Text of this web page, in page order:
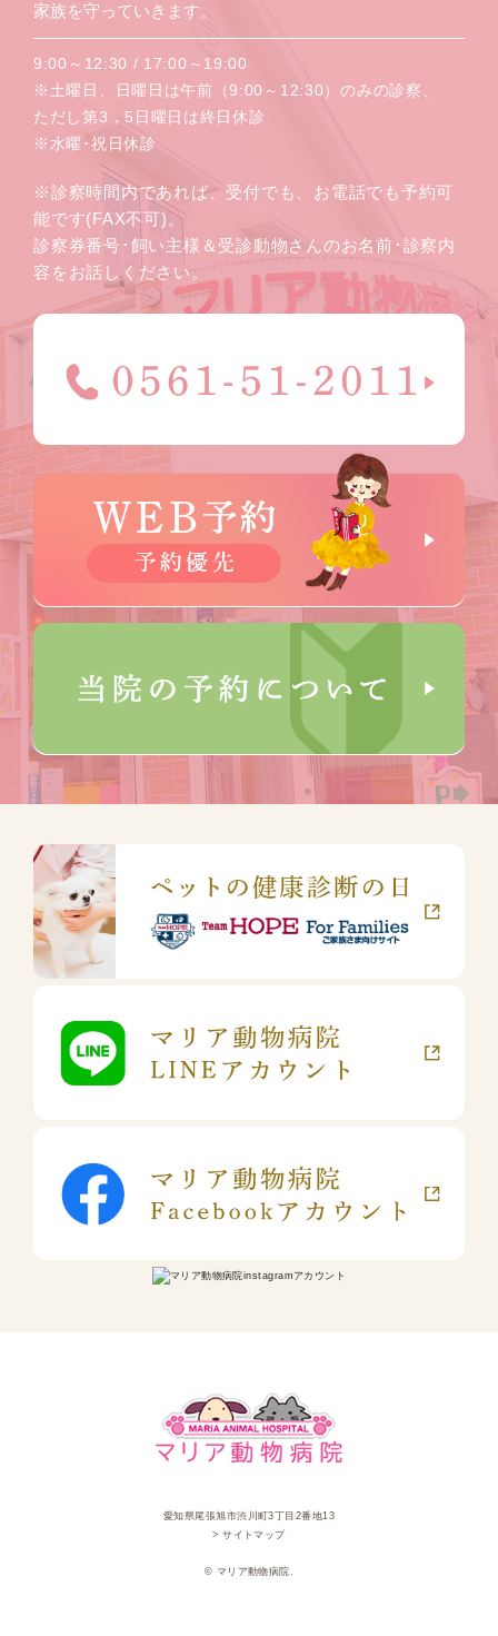
家族を守っていきます。
9:00～12:30 / 17:00～19:00
※土曜日、日曜日は午前（9:00～12:30）のみの診察、
ただし第3，5日曜日は終日休診
※水曜･祝日休診
※診察時間内であれば、受付でも、お電話でも予約可
能です(FAX不可)。
診察券番号･飼い主様＆受診動物さんのお名前･診察内
容をお話しください。
愛知県尾張旭市渋川町3丁目2番地13
> サイトマップ
© マリア動物病院.